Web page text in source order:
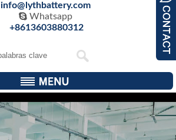
info@lythbattery.com
 Whatsapp
+8613603880312